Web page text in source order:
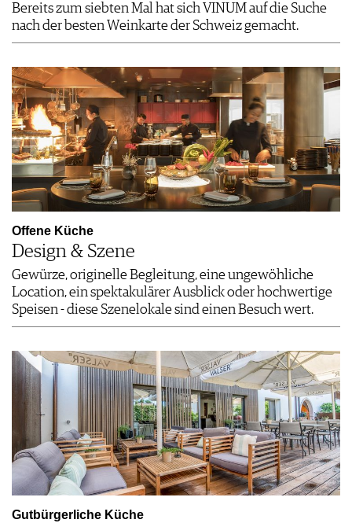
Bereits zum siebten Mal hat sich VINUM auf die Suche
nach der besten Weinkarte der Schweiz gemacht.
Offene Küche
Design & Szene
Gewürze, originelle Begleitung, eine ungewöhliche
Location, ein spektakulärer Ausblick oder hochwertige
Speisen - diese Szenelokale sind einen Besuch wert.
Gutbürgerliche Küche